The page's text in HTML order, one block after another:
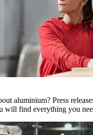
aluminium? Press
will find everything you